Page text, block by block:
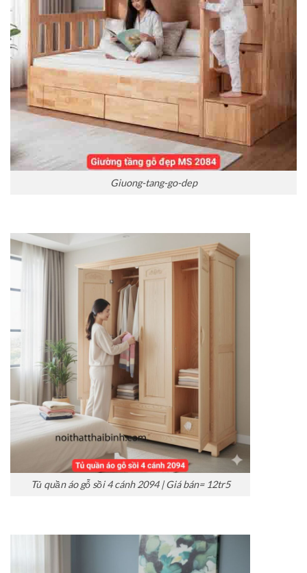
Giuong-tang-go-dep
Tủ quần áo gỗ sồi 4 cánh 2094 | Giá bán= 12tr5